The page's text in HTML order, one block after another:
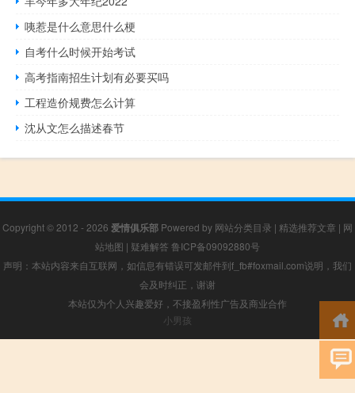
咦惹是什么意思什么梗
自考什么时候开始考试
高考指南招生计划有必要买吗
工程造价规费怎么计算
沈从文怎么描述春节
Copyright © 2012 - 2026 爱情俱乐部 Powered by 网站分类目录 | 精选推荐文章 | 网
站地图 | 疑难解答 鲁ICP备09092880号
声明：本站内容来自互联网，如信息有错误可发邮件到f_fb#foxmail.com说明，我们
会及时纠正，谢谢
本站仅为个人兴趣爱好，不接盈利性广告及商业合作
小男孩